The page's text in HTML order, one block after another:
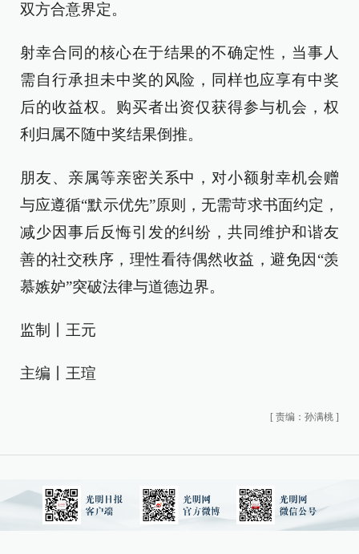
双方合意界定。
射幸合同的核心在于结果的不确定性，当事人
需自行承担未中奖的风险，同样也应享有中奖
后的收益权。购买者出资仅获得参与机会，权
利归属不随中奖结果倒推。
朋友、亲属等亲密关系中，对小额射幸机会赠
与应遵循“默示优先”原则，无需苛求书面约定，
减少因事后反悔引发的纠纷，共同维护和谐友
善的社交秩序，理性看待偶然收益，避免因“羡
慕嫉妒”突破法律与道德边界。
监制丨王元
主编丨王瑄
[ 责编：孙满桃 ]